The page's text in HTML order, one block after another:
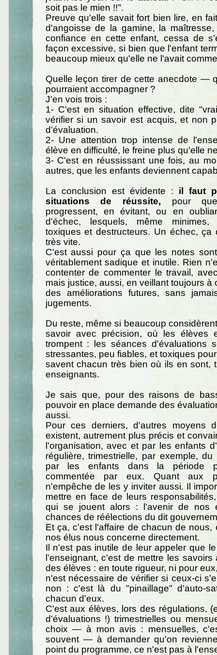
soit pas le mien !!".
Preuve qu'elle savait fort bien lire, en
d'angoisse de la gamine, la maîtresse,
confiance en cette enfant, cessa de
façon excessive, si bien que l'enfant
beaucoup mieux qu'elle ne l'avait
Quelle leçon tirer de cette anecdote —
pourraient accompagner ?
J'en vois trois :
1- C'est en situation effective, dite
vérifier si un savoir est acquis, et non
d'évaluation.
2- Une attention trop intense de
élève en difficulté, le freine plus qu'elle
3- C'est en réussissant une fois, au
autres, que les enfants deviennent
La conclusion est évidente : il faut
situations de réussite, pour
progressent, en évitant, ou en
d'échec, lesquels, même minimes,
toxiques et destructeurs. Un échec, ça
très vite.
C'est aussi pour ça que les notes
véritablement sadique et inutile. Rien
contenter de commenter le travail,
mais justice, aussi, en veillant toujours à
des améliorations futures, sans
jugements.
Du reste, même si beaucoup
savoir avec précision, où les élèves
trompent : les séances d'évaluations
stressantes, peu fiables, et toxiques
savent chacun très bien où ils en sont,
enseignants.
Je sais que, pour des raisons de
pouvoir en place demande des
aussi.
Pour ces derniers, d'autres moyens
existent, autrement plus précis et
l'organisation, avec et par les enfants
régulière, trimestrielle, par exemple, du
par les enfants dans la période
commentée par eux. Quant aux
n'empêche de les y inviter aussi. Il
mettre en face de leurs
qui se jouent alors : l'avenir de nos
chances de réélections du dit
Et ça, c'est l'affaire de chacun de nous,
nos élus nous concerne directement.
Il n'est pas inutile de leur appeler que
l'enseignant, c'est de mettre les savoirs
des élèves : en toute rigueur, ni pour
n'est nécessaire de vérifier si ceux-ci
non : c'est là du "pinaillage" d'auto-
chacun d'eux.
C'est aux élèves, lors des régulations,
d'évaluations !) trimestrielles ou
choix — à mon avis : mensuelles,
souvent — à demander qu'on
point du programme, ce n'est pas à